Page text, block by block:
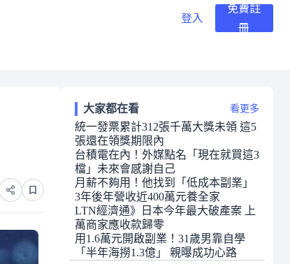
登入
免費註
冊
大家都在看 看更多
統一發票累計312張千萬大獎未領 這5
張還在領獎期限內
台積電在內！外媒點名「現在就買這3
檔」未來會感謝自己
月薪不夠用！他找到「低成本副業」
3年後年營收近400萬元養全家
LTN經濟通》日本今年最大破產案 上
萬商家應收款歸零
用1.6萬元開啟副業！31歲男靠自學
「半年海撈1.3億」 親曝成功心路